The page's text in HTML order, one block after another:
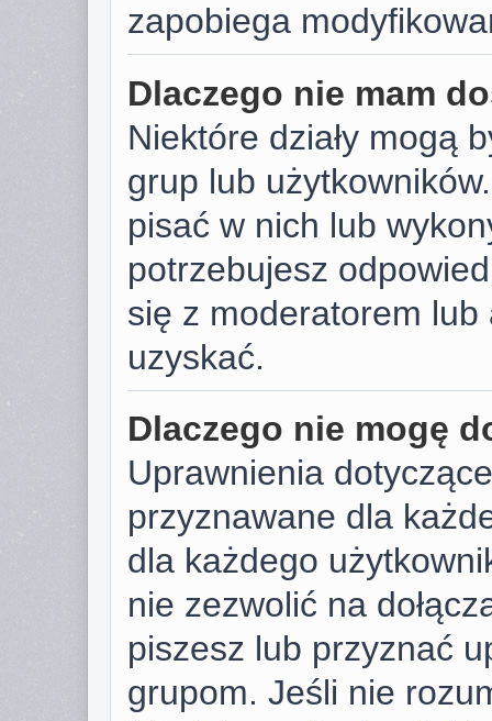
zapobiega
Dlaczego nie mam
Niektóre działy mogą
grup lub
pisać w nich lub
potrzebujesz
się z moderatorem
uzyskać.
Dlaczego nie mogę
Uprawnienia
przyznawane dla
dla każdego
nie zezwolić na
piszesz lub przyznać
grupom. Jeśli nie